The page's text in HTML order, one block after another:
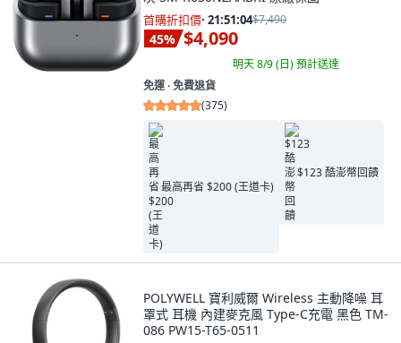
首購折扣價· 21:51:03$7,490
45% $4,090
明天 8/9 (日)預計送達
免運 ∙ 免費退貨
(375)
最高再省 $200 (王道卡)
$123 酷澎幣回饋
POLYWELL 寶利威爾 Wireless 主動降噪 耳
罩式 耳機 內建麥克風 Type-C充電 黑色 TM-
086 PW15-T65-0511